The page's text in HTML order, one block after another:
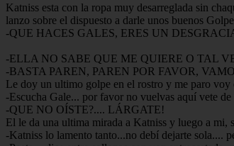
Katniss esta con la ropa muy desarreglada sin
lanzo sobre el dispuesto a darle unos buenos
-QUE HACES GALES, ERES UN
-ELLA NO SABE QUE ME QUIERE O TAL
-BASTA PAREN, PAREN POR FAVOR,
Le doy un ultimo golpe en el rostro y me paro
-Escucha Gale... por favor no vuelvas aquí vete
-QUE NO OÍSTE?.... LÁRGATE!
El le da una ultima mirada a Katniss y luego a mi,
-Katniss lo lamento tanto...no debí dejarte sola....